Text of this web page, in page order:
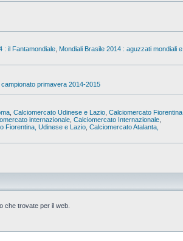
: il Fantamondiale Mondiali Brasile 2014 : aguzzati mondiali e
primavera 2014-2015
Calciomercato Udinese e Lazio Calciomercato Fiorentina,
internazionale Calciomercato Internazionale
Fiorentina, Udinese e Lazio Calciomercato Atalanta,
che trovate per il web.